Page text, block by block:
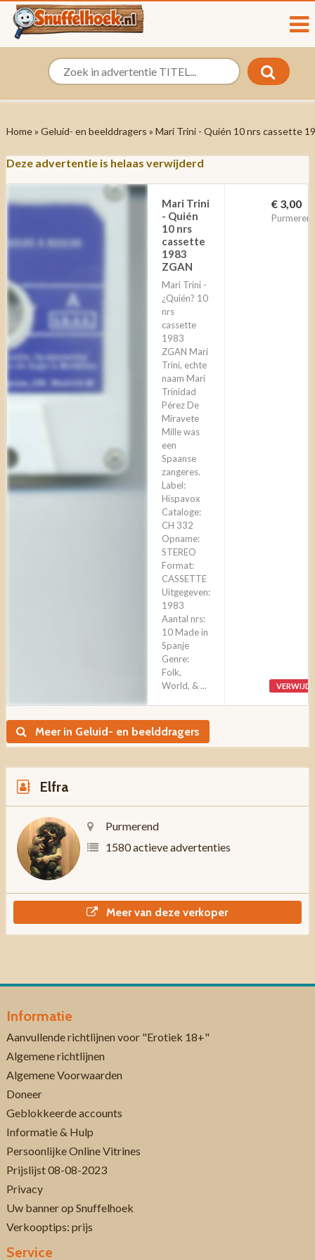
Home» Geluid- en beelddragers » Mari Trini - Quién 10 nrs cassette
Deze advertentie is helaas verwijderd
Mari Trini
- Quién
10 nrs
cassette
1983
ZGAN
Mari Trini ‎-
¿Quién? 10
nrs
cassette
1983
ZGAN Mari
Trini, echte
naam Mari
Trinidad
Pérez De
Miravete
Mille was
een
Spaanse
zangeres.
Label:
Hispavox
Cataloge:
CH 332
Opname:
STEREO
Format:
CASSETTE
Uitgegeven:
1983
Aantal nrs:
10 Made in
Spanje
Genre:
Folk,
World, & ...
€ 3,00
Meer in Geluid- en beelddragers
Elfra
Purmerend
1580 actieve advertenties
Meer van deze verkoper
Informatie
Aanvullende richtlijnen voor "Erotiek 18+"
Algemene richtlijnen
Algemene Voorwaarden
Doneer
Geblokkeerde accounts
Informatie & Hulp
Persoonlijke Online Vitrines
Prijslijst 08-08-2023
Privacy
Uw banner op Snuffelhoek
Verkooptips: prijs
Service